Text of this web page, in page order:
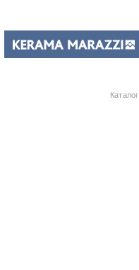
Каталог